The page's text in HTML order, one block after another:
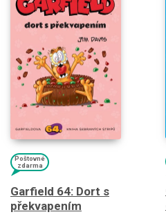
Poštovné
zdarma
Garfield 64: Dort s
překvapením